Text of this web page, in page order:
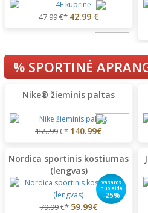
47.99€* 42.99 €
% SPORTINĖ
Nike® žieminis paltas
155.99€* 140.99€
Nordica sportinis kostiumas
(lengvas)
Vasaros
nuolaida
-25%
79.99€* 59.99€